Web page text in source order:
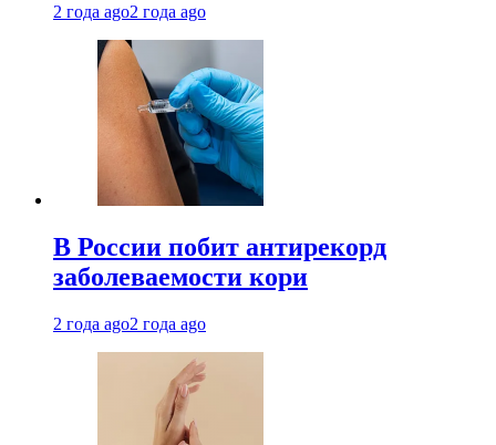
2 года ago2 года ago
В России побит антирекорд
заболеваемости кори
2 года ago2 года ago